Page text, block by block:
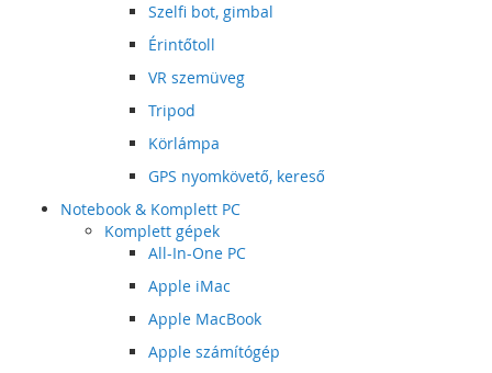
Szelfi bot, gimbal
Érintőtoll
VR szemüveg
Tripod
Körlámpa
GPS nyomkövető, kereső
Notebook & Komplett PC
Komplett gépek
All-In-One PC
Apple iMac
Apple MacBook
Apple számítógép